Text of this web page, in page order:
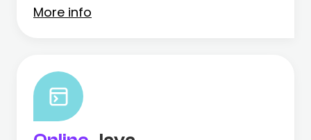
More info